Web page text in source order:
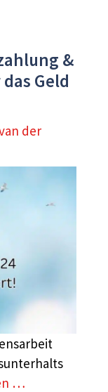
&
Geld
der
…